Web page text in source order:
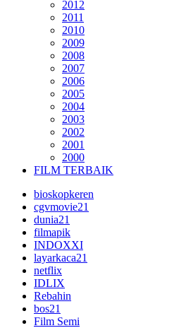
2012
2011
2010
2009
2008
2007
2006
2005
2004
2003
2002
2001
2000
FILM TERBAIK
bioskopkeren
cgvmovie21
dunia21
filmapik
INDOXXI
layarkaca21
netflix
IDLIX
Rebahin
bos21
Film Semi